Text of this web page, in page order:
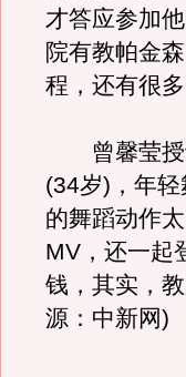
才答应参加
院有教帕金
程，还有很
曾馨莹授
(34岁)，年
的舞蹈动作
MV，还一起
钱，其实，
源：中新网)